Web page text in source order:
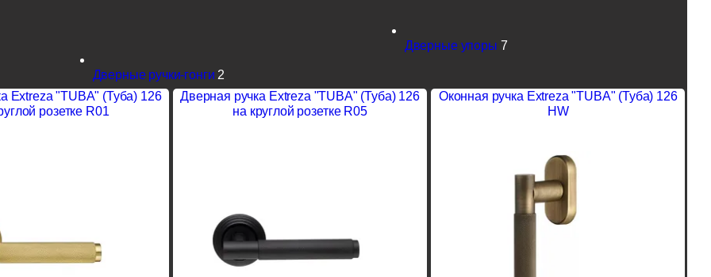
Дверные ручки-гонги 2
Дверные упоры 7
Extreza "TUBA" (Туба) 126
розетке R01
Дверная ручка Extreza "TUBA" (Туба) 126
на круглой розетке R05
Оконная ручка Extreza "TUBA" (Туба) 126
HW